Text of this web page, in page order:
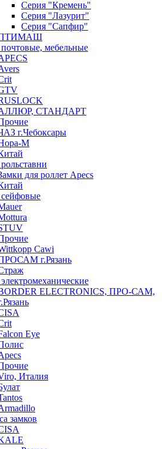
Серия "Кремень"
Серия "Лазурит"
Серия "Сапфир"
мебельные
СТАНДАРТ
г.Чебоксары
М
для роллет Apecs
Cawi
г.Рязань
ELECTRONICS, ПРО-САМ,
Eye
Италия
замков